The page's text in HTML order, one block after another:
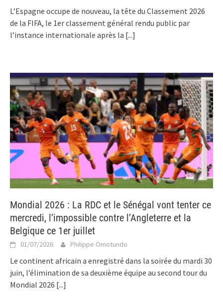
L’Espagne occupe de nouveau, la tête du Classement 2026
de la FIFA, le 1er classement général rendu public par
l’instance internationale après la [...]
Mondial 2026 : La RDC et le Sénégal vont tenter ce
mercredi, l’impossible contre l’Angleterre et la
Belgique ce 1er juillet
01/07/2026 Philippe Omotundo
Le continent africain a enregistré dans la soirée du mardi 30
juin, l’élimination de sa deuxième équipe au second tour du
Mondial 2026 [...]